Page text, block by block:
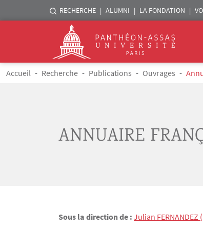
Aller au contenu principal
Menu liste sites Assas
RECHERCHE ALUMNI LA FONDATION
Logo
Fil d'Ariane
Accueil Recherche Publications Ouvrages
ANNUAIRE
Sous la direction de : Julian FERNANDEZ